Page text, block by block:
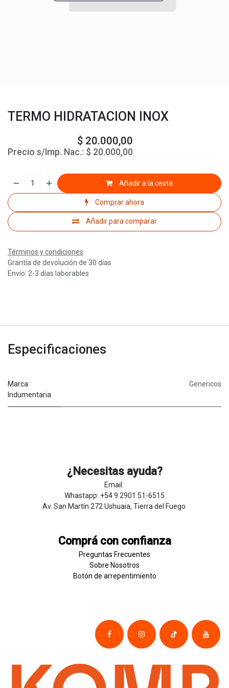
TERMO HIDRATACION INOX
$ 20.000,00
Precio s/Imp. Nac.: $ 20.000,00
Añadir a la cesta
Comprar ahora
Añadir para comparar
Términos y condiciones
Grantía de devolución de 30 días
Envío: 2-3 días laborables
Especificaciones
Marca
Indumentaria
Genericos
¿Necesitas ayuda?
Email:
Whastapp: +54 9 2901 51-6515
Av. San Martín 272 Ushuaia, Tierra del Fuego
Comprá con confianza
Preguntas Frecuentes
Sobre Nosotros
Botón de ​arrepentim​​​iento